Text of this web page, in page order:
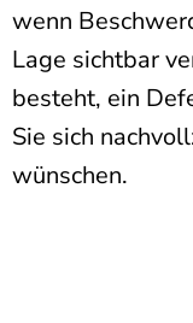
wenn
Lage sichtbar
besteht, ein
Sie sich
wünschen.